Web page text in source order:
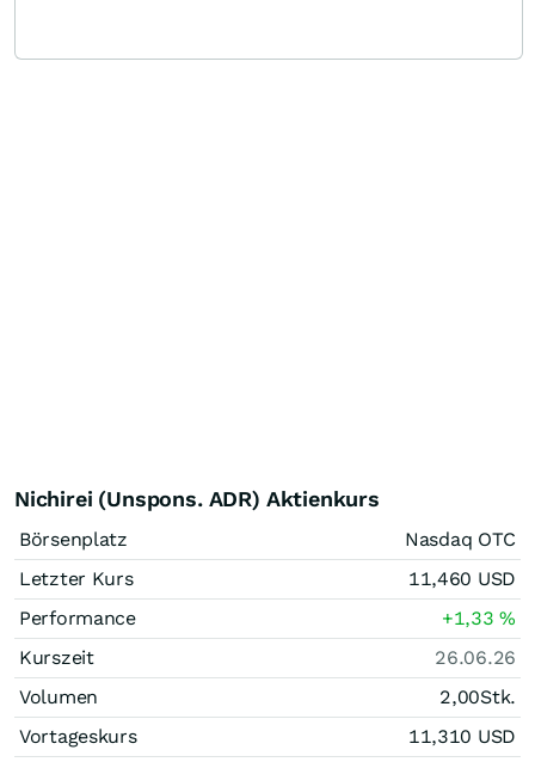
Nichirei (Unspons. ADR) Aktienkurs
Börsenplatz
Nasdaq OTC
Letzter Kurs
11,460 USD
Performance
+1,33%
Kurszeit
26.06.26
Volumen
2,00Stk.
Vortageskurs
11,310 USD